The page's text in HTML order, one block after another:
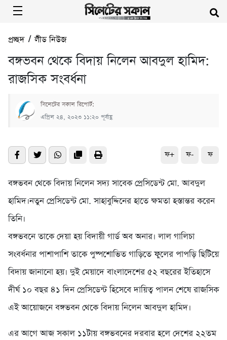
প্রচ্ছদ/লীড নিউজ
বঙ্গভবন থেকে বিদায় নিলেন আবদুল হামিদ:
রাজসিক সংবর্ধনা
সিলেটের সকাল রিপোর্ট:
এপ্রিল ২৪, ২০২৩ ১১:২০ পূর্বাহ্ণ
ফ+ ফ- ফ
বঙ্গভবন থেকে বিদায় নিলেন সদ্য সাবেক প্রেসিডেন্ট মো. আবদুল
হামিদ।নতুন প্রেসিডেন্ট মো. সাহাবুদ্দিনের হাতে ক্ষমতা হস্তান্তর করেন
তিনি।
বঙ্গভবনে তাকে দেয়া হয় বিদায়ী গার্ড অব অনার। লাল গালিচা
সংবর্ধনার পাশাপাশি তাকে পুষ্পশোভিত গাড়িতে ফুলের পাপড়ি ছিটিয়ে
বিদায় জানানো হয়। দুই মেয়াদে বাংলাদেশের ৫২ বছরের ইতিহাসে
দীর্ঘ ১০ বছর ৪১ দিন প্রেসিডেন্ট হিসেবে দায়িত্ব পালন শেষে রাজসিক
এই আয়োজনে বঙ্গভবন থেকে বিদায় নিলেন আবদুল হামিদ।
এর আগে আজ সকাল ১১টায় বঙ্গভবনের দরবার হলে দেশের ২২তম